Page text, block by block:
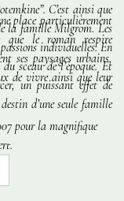
C’est ainsi que
la famille Milgrom. Les
individuelles. En
sceau de l’époque. Et
un puissant effet de
d’une seule famille
place particulièrement
que le romanrespire
ses paysages urbains,
de vivre ainsi que leur
pour la magnifique